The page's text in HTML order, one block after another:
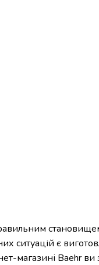
ситуацій є
магазині Baehr